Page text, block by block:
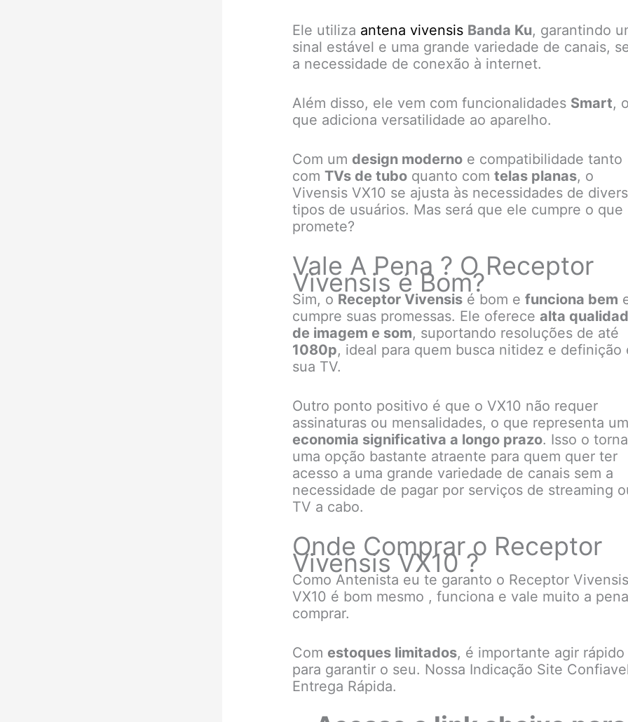
Ele utiliza antena vivensis Banda Ku, garantindo
sinal estável e uma grande variedade de canais,
a necessidade de conexão à internet.
Além disso, ele vem com funcionalidades Smart, o
que adiciona versatilidade ao aparelho.
Com um design moderno e compatibilidade tanto
comTVs de tubo quanto comtelas planas, o
Vivensis VX10 se ajusta às necessidades de
tipos de usuários. Mas será que ele cumpre o que
promete?
Vale A Pena ? O Receptor
Vivensis é Bom?
Sim, o Receptor Vivensis é bom efunciona bem
cumpre suas promessas. Ele oferecealta
de imagem e som, suportando resoluções de até
1080p, ideal para quem busca nitidez e definição
sua TV.
Outro ponto positivo é que o VX10 não requer
assinaturas ou mensalidades, o que representa
economia significativa a longo prazo. Isso o torna
uma opção bastante atraente para quem quer ter
acesso a uma grande variedade de canais sem a
necessidade de pagar por serviços de streaming
TV a cabo.
Onde Comprar o Receptor
Vivensis VX10 ?
Como Antenista eu te garanto o Receptor Vivensis
VX10 é bom mesmo , funciona e vale muito a pena
comprar.
Comestoques limitados, é importante agir rápido
para garantir o seu. Nossa Indicação Site
Entrega Rápida.